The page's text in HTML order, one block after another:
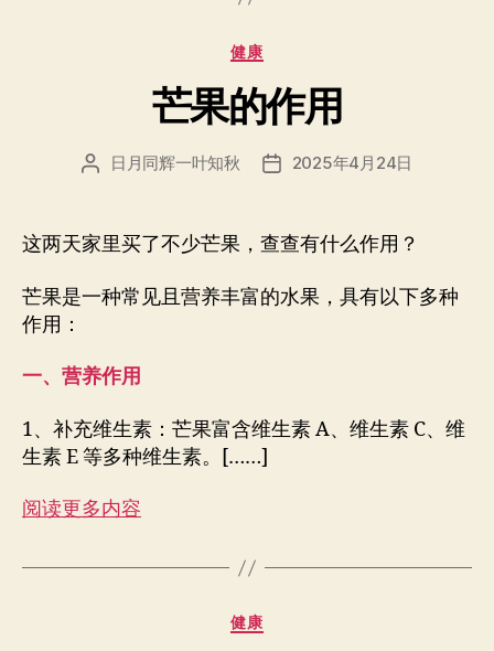
分
健康
芒果的作用
文
者
日月同辉一叶知秋
发
期
2025年4月24日
这两天家里买了不少芒果，查查有什么作用？
芒果是一种常见且营养丰富的水果，具有以下多种
作用：
一、营养作用
1、补充维生素：芒果富含维生素 A、维生素 C、维
生素 E 等多种维生素。[……]
阅读更多内容
分
健康